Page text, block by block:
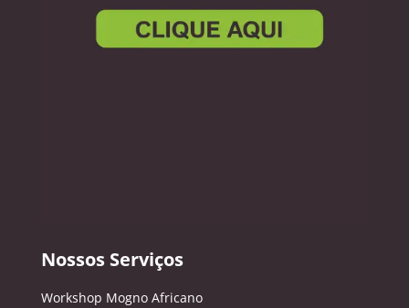
Nossos Serviços
Workshop Mogno Africano